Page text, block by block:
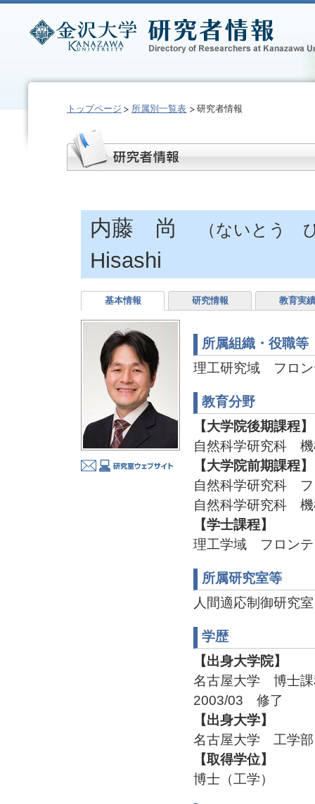
トップページ 所属別一覧表 研究者情報
内藤 尚 （ないとう
Hisashi
基本情報 研究情報 教育実績
所属組織・役職等
理工研究域 フロン
教育分野
【大学院後期課程】
自然科学研究科 機
【大学院前期課程】
自然科学研究科 フ
自然科学研究科 機
【学士課程】
理工学域 フロンテ
所属研究室等
人間適応制御研究室
学歴
【出身大学院】
名古屋大学 博士
2003/03 修了
【出身大学】
名古屋大学 工学
【取得学位】
博士（工学）